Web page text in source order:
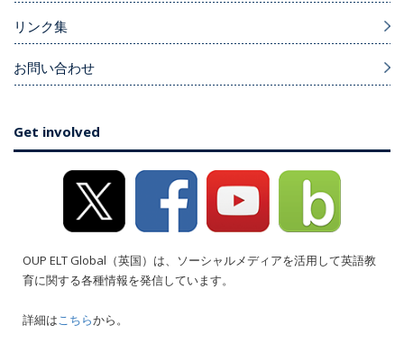
リンク集
お問い合わせ
Get involved
OUP ELT Global（英国）は、ソーシャルメディアを活用して英語教
育に関する各種情報を発信しています。
詳細はこちらから。